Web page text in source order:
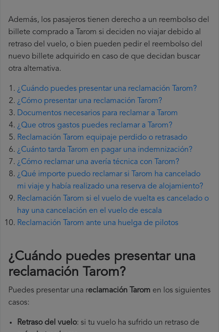
Además, los pasajeros tienen derecho a un reembolso del
billete comprado a Tarom si deciden no viajar debido al
retraso del vuelo, o bien pueden pedir el reembolso del
nuevo billete adquirido en caso de que decidan buscar
otra alternativa.
¿Cuándo puedes presentar una reclamación Tarom?
¿Cómo presentar una reclamación Tarom?
Documentos necesarios para reclamar a Tarom
¿Que otros gastos puedes reclamar a Tarom?
Reclamación Tarom equipaje perdido o retrasado
¿Cuánto tarda Tarom en pagar una indemnización?
¿Cómo reclamar una avería técnica con Tarom?
¿Qué importe puedo reclamar si Tarom ha cancelado
mi viaje y había realizado una reserva de alojamiento?
Reclamación Tarom si el vuelo de vuelta es cancelado o
hay una cancelación en el vuelo de escala
Reclamación Tarom ante una huelga de pilotos
¿Cuándo puedes presentar una
reclamación Tarom?
Puedes presentar una reclamación Tarom en los siguientes
casos:
Retraso del vuelo: si tu vuelo ha sufrido un retraso de